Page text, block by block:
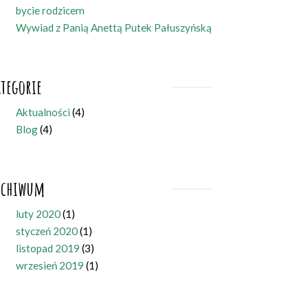
bycie rodzicem
Wywiad z Panią Anettą Putek Pałuszyńską
Aktualności(4)
Blog(4)
luty 2020(1)
styczeń 2020(1)
listopad 2019 (3)
wrzesień 2019 (1)